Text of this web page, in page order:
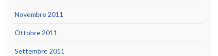
Novembre 2011
Ottobre 2011
Settembre 2011